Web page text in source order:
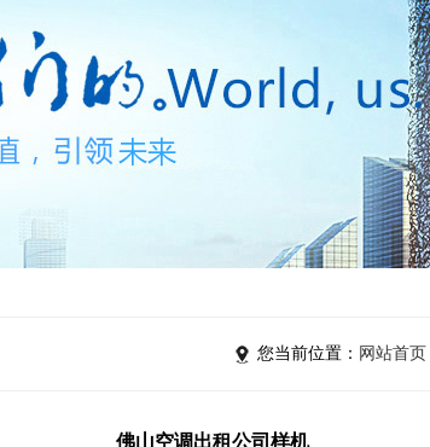
您当前位置： 网站首页
佛山空调出租公司样机